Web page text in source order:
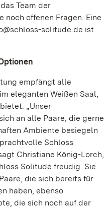
Team der
offenen Fragen. Eine
solitude.de ist
empfängt alle
eleganten Weißen Saal,
„Unser
an alle Paare, die gerne
Ambiente besiegeln
Schloss
Christiane König-Lorch,
Solitude freudig. Sie
die sich bereits für
haben, ebenso
die sich noch auf der